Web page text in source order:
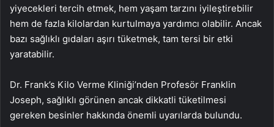
yiyecekleri tercih etmek, hem yaşam tarzını iyileştirebilir
hem de fazla kilolardan kurtulmaya yardımcı olabilir. Ancak
bazı sağlıklı gıdaları aşırı tüketmek, tam tersi bir etki
yaratabilir.
Dr. Frank’s Kilo Verme Kliniği’nden Profesör Franklin
Joseph, sağlıklı görünen ancak dikkatli tüketilmesi
gereken besinler hakkında önemli uyarılarda bulundu.